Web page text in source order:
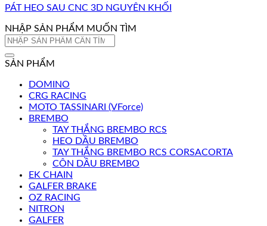
PÁT HEO SAU CNC 3D NGUYÊN KHỐI
NHẬP SẢN PHẨM MUỐN TÌM
Tìm
SẢN PHẨM
DOMINO
CRG RACING
MOTO TASSINARI (VForce)
BREMBO
TAY THẮNG BREMBO RCS
HEO DẦU BREMBO
TAY THẮNG BREMBO RCS CORSACORTA
CÔN DẦU BREMBO
EK CHAIN
GALFER BRAKE
OZ RACING
NITRON
GALFER